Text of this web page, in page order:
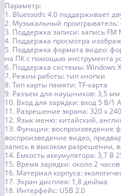
Параметр:
1. Bluetooth: 4.0 поддерживает
2. Музыкальный проигрыватель:
3. Поддержка записи: запись
4. Поддержка просмотра
5. Поддержка формата видео:
на ПК с помощью инструмента
6. Поддержка системы: Windows
7. Режим работы: тип кнопки
8. Тип карты памяти: TF-карта
9. Разъем для наушников: 3,5 мм
10. Вход для зарядки: вход 5 В/1 А
11. Разрешение экрана: 320 х 240
12. Язык меню: китайский,
13. Функции: воспроизведение
воспроизведение видео,
запись в высоком разрешении,
14. Емкость аккумулятора: 3,7 В
15. Время зарядки: около 2 часов
16. Материал корпуса:
17. Экран дисплея: 1,8 дюйма
18. Интерфейс: USB 2.0